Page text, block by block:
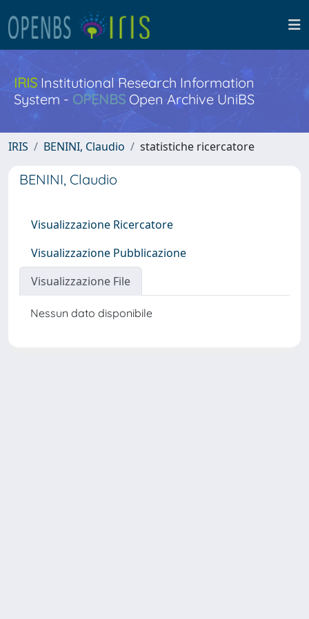
IRISInstitutional Research Information
System - OPENBS Open Archive UniBS
IRIS BENINI, Claudio statistiche ricercatore
BENINI, Claudio
Visualizzazione Ricercatore
Visualizzazione Pubblicazione
Visualizzazione File
Nessun dato disponibile